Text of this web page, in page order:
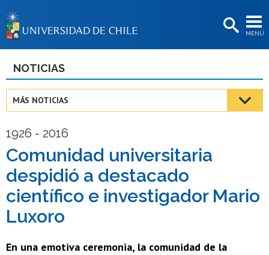
MENÚ
BIBLIOTECAS
Estudiantes
Funcionarias/os
Egresadas/os
NOTICIAS
MÁS NOTICIAS
1926 - 2016
Comunidad universitaria
despidió a destacado
científico e investigador Mario
Luxoro
En una emotiva ceremonia, la comunidad de la